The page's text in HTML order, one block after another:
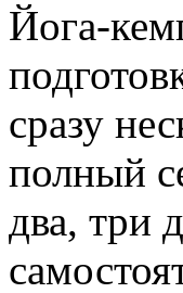
Йога-
сразу
полный
два, три